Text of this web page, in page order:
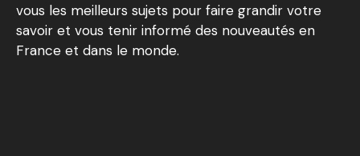
vous les meilleurs sujets pour faire grandir votre
savoir et vous tenir informé des nouveautés en
France et dans le monde.